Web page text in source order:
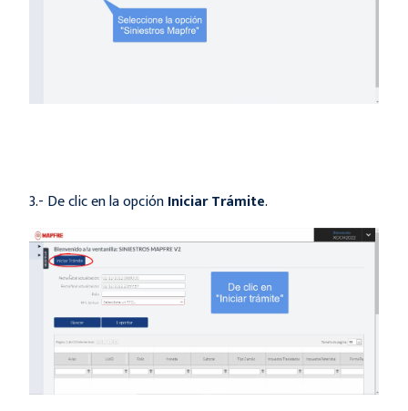
3.- De clic en la opciónIniciar Trámite.